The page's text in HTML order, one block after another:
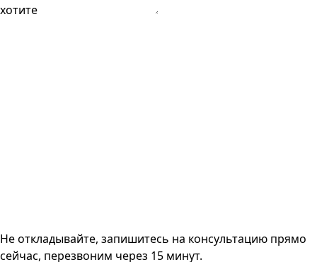
хотите
Не откладывайте, запишитесь на консультацию прямо
сейчас, перезвоним через 15 минут.